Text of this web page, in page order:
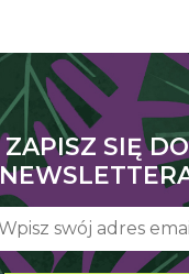
ZAPISZ SIĘ DO